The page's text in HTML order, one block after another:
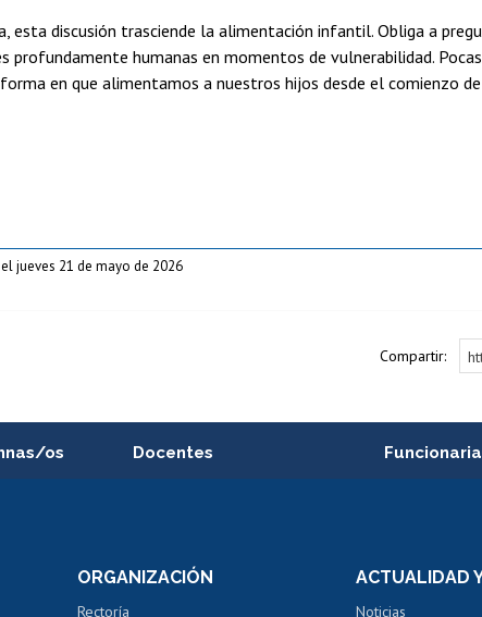
esta discusión trasciende la alimentación infantil. Obliga a
profundamente humanas en momentos de vulnerabilidad.
en que alimentamos a nuestros hijos desde el comienzo
jueves 21 de mayo de 2026
Compartir:
os Docentes
Perfeccionamiento
Portal de
Certificado de
ORGANIZACIÓN
Rectoría
ACTUALIDAD
Noticias